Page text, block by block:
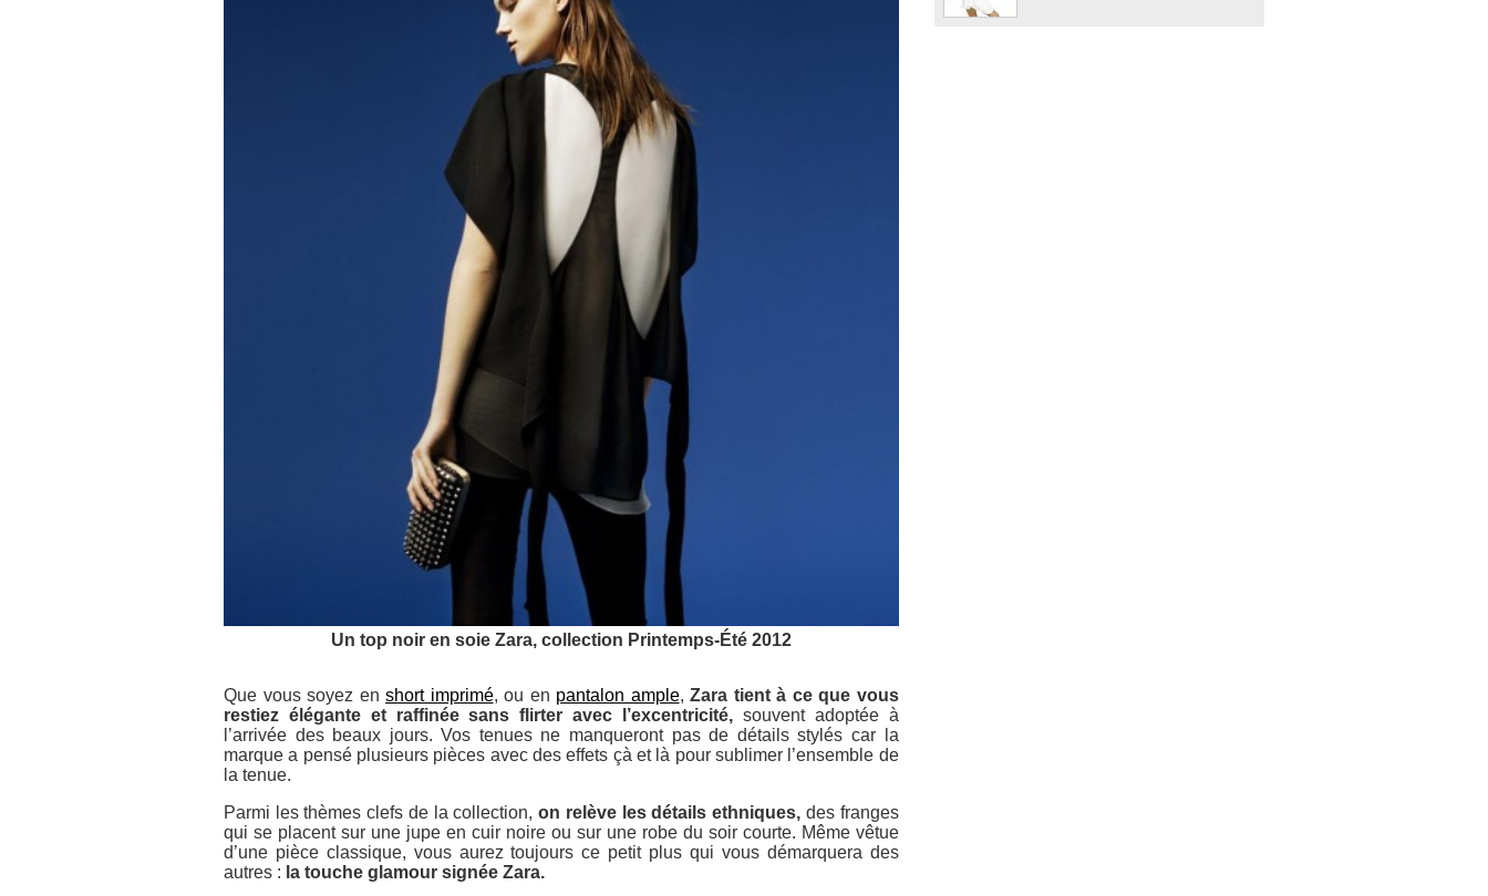
Un top noir en soie Zara, collection Printemps-Été 2012
Que vous soyez enshort imprimé, ou en pantalon ample, Zara tient à ce que vous
restiez élégante et raffinée sans flirter avec l’excentricité,souvent adoptée à
l’arrivée des beaux jours. Vos tenues ne manqueront pas de détails stylés car la
marque a pensé plusieurs pièces avec des effets çà et là pour sublimer l’ensemble de
la tenue.
Parmi les thèmes clefs de la collection,on relève les détails ethniques, des franges
qui se placent sur une jupe en cuir noire ou sur une robe du soir courte. Même vêtue
d’une pièce classique, vous aurez toujours ce petit plus qui vous démarquera des
autres : la touche glamour signée Zara.